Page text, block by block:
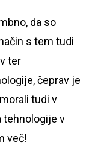
da so
s tem tudi
ter
čeprav je
tudi v
tehnologije v
več!